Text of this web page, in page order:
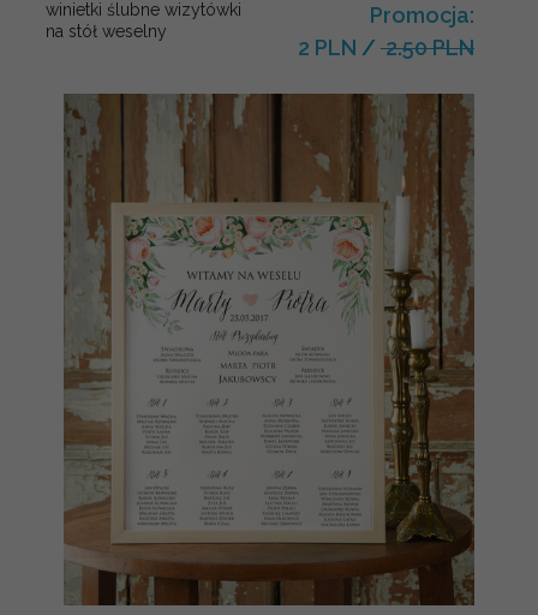
winietki ślubne wizytówki
na stół weselny
Promocja:
2 PLN / 2.50 PLN